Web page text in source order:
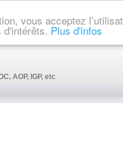
vous acceptez
Plus d'infos
AOP, IGP, etc